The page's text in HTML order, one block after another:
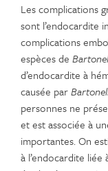
Les complications
sont l’endocardite
complications
espèces de
d’endocardite à
causée par
personnes ne
et est associée à
importantes. On
à l’endocardite liée